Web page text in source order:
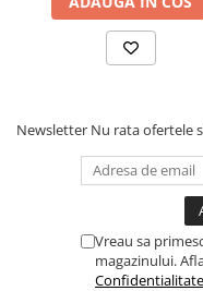
Newsletter Nu rata ofertele
Vreau sa
magazinului.
Confidentialitate